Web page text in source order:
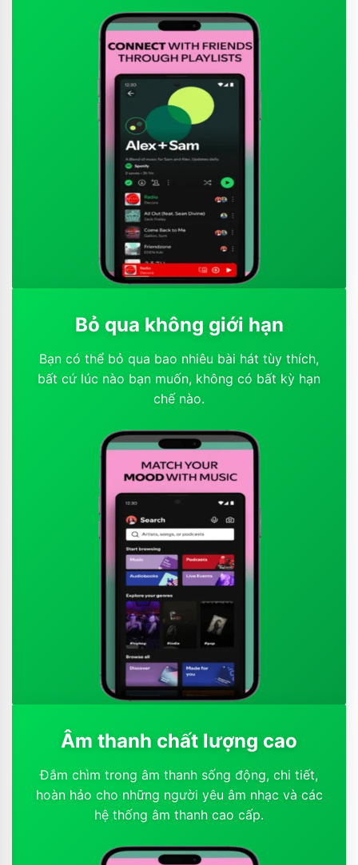
Bỏ qua không giới hạn
Bạn có thể bỏ qua bao nhiêu bài hát tùy thích,
bất cứ lúc nào bạn muốn, không có bất kỳ hạn
chế nào.
Âm thanh chất lượng cao
Đắm chìm trong âm thanh sống động, chi tiết,
hoàn hảo cho những người yêu âm nhạc và các
hệ thống âm thanh cao cấp.